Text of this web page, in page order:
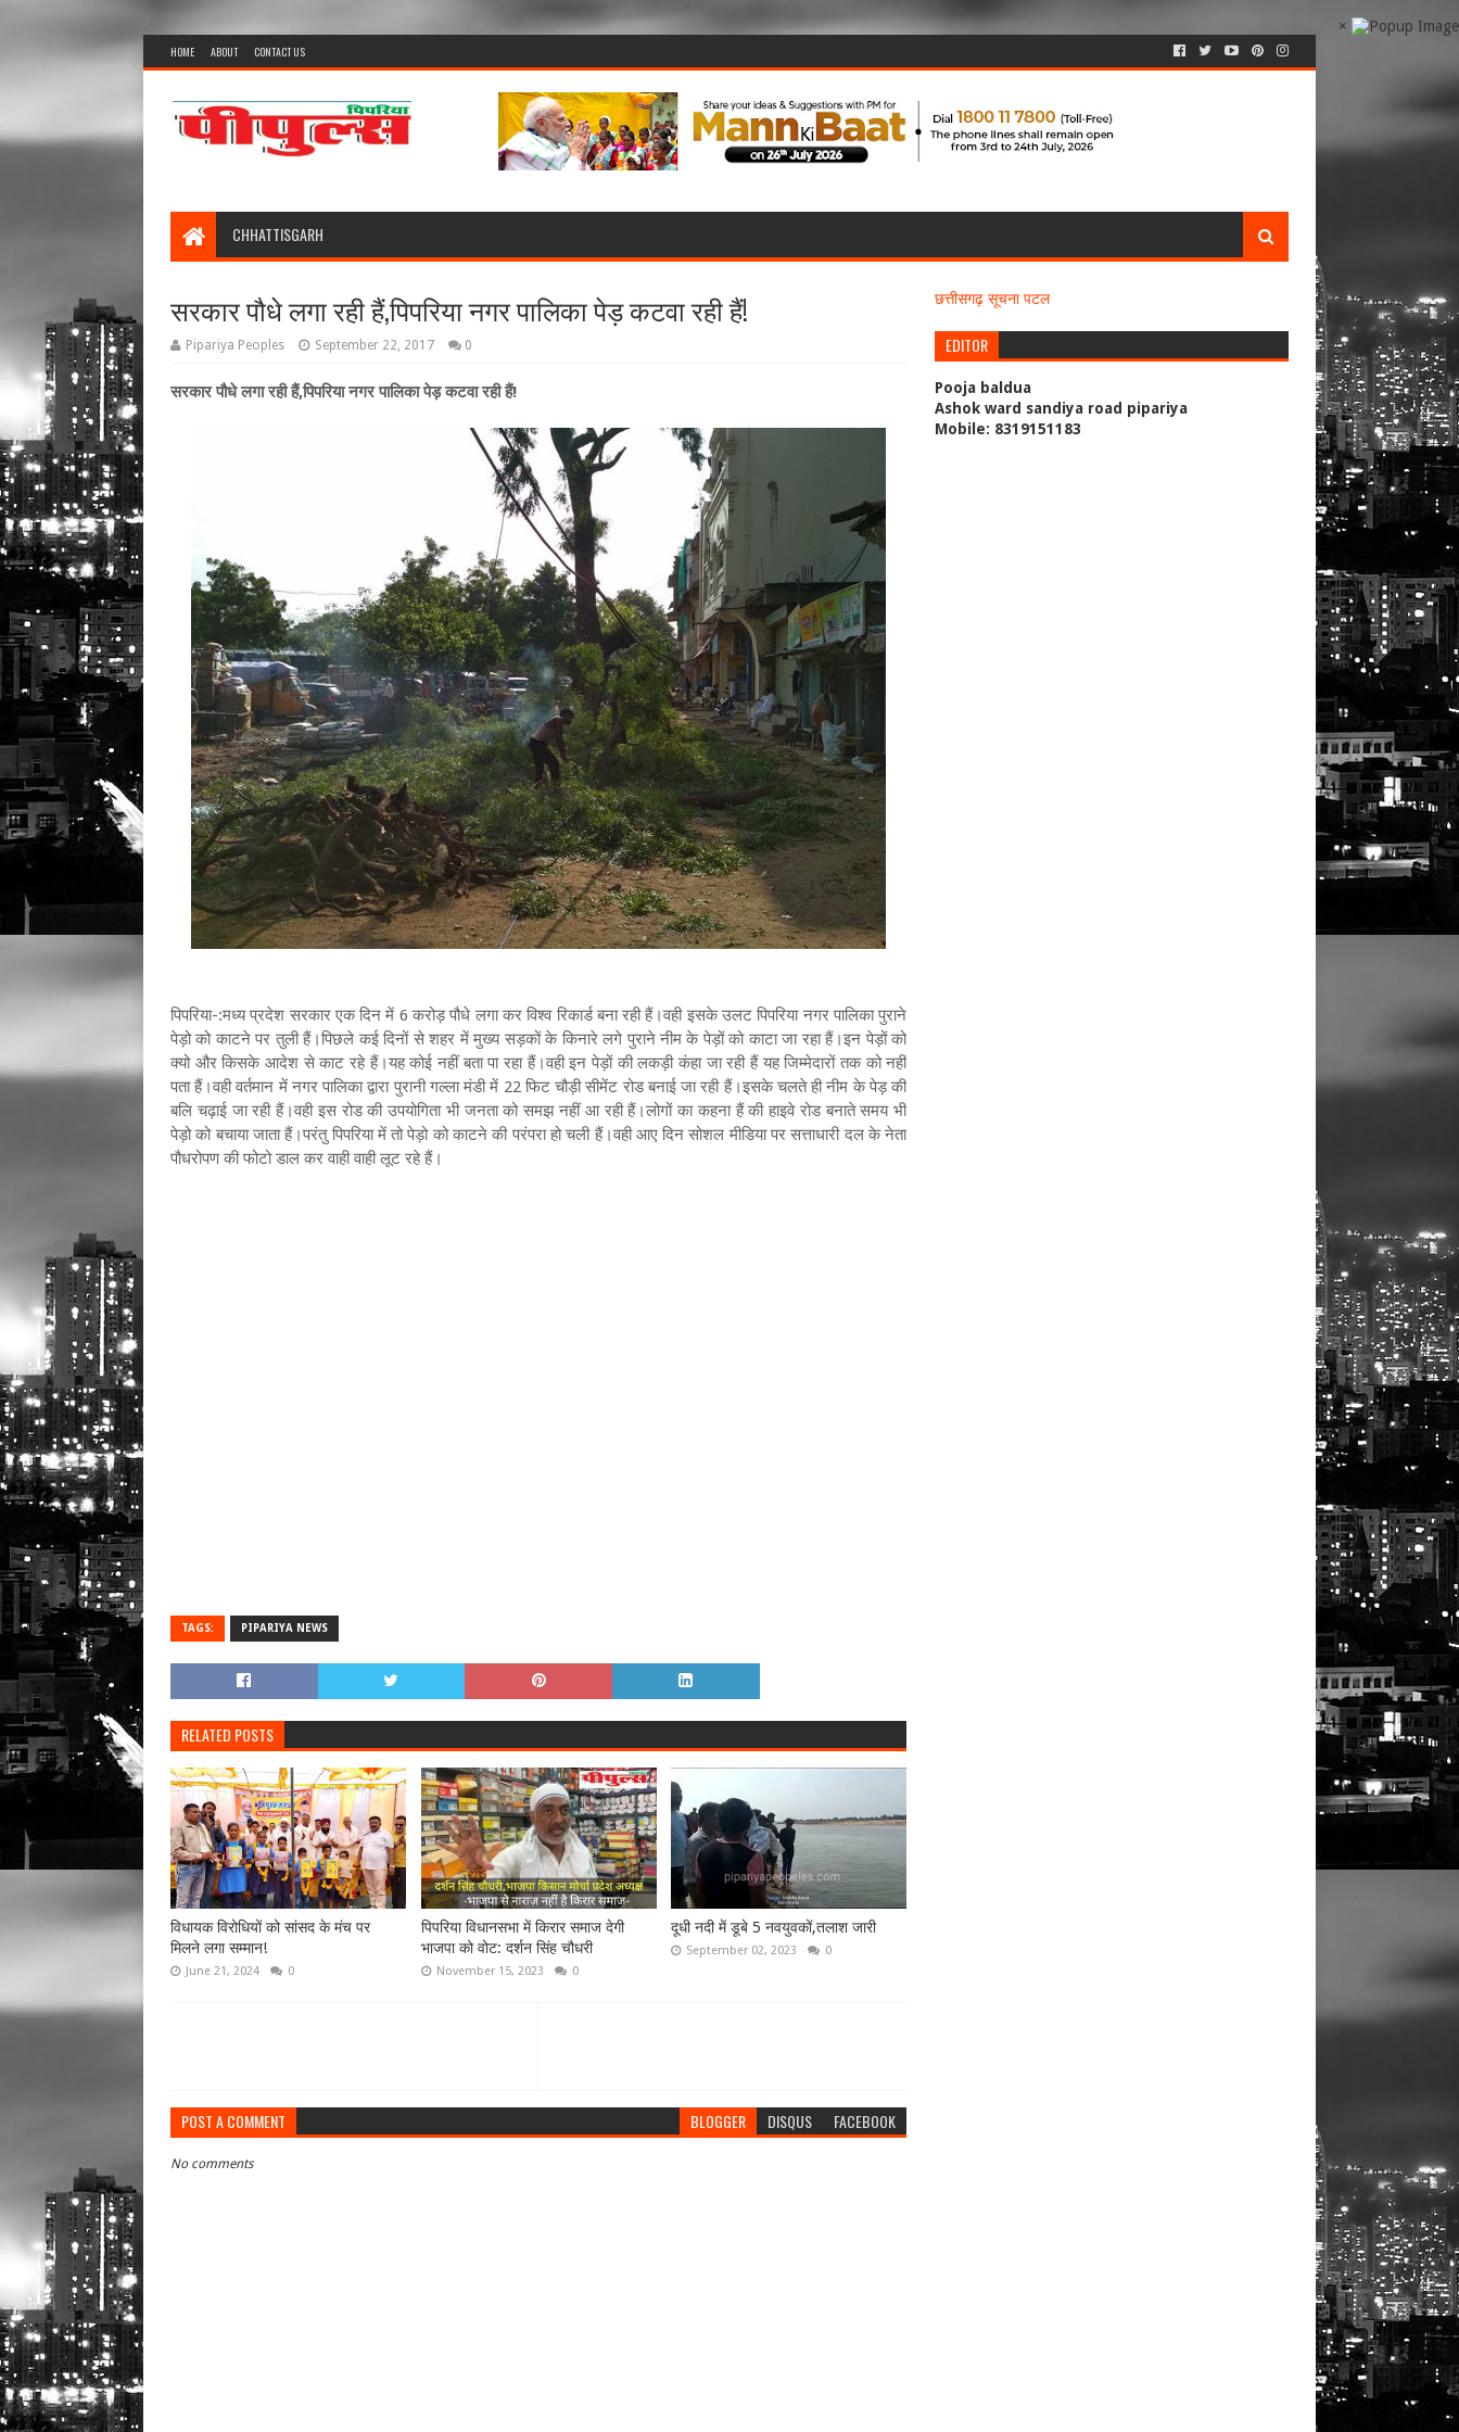
×
HOME ABOUT CONTACT US
CHHATTISGARH
सरकार पौधे लगा रही हैं,पिपरिया नगर पालिका पेड़ कटवा रही हैं!
Pipariya Peoples September 22, 2017 0
सरकार पौधे लगा रही हैं,पिपरिया नगर पालिका पेड़ कटवा रही हैं!
पिपरिया-:मध्य प्रदेश सरकार एक दिन में 6 करोड़ पौधे लगा कर विश्व रिकार्ड बना रही हैं।वही इसके उलट पिपरिया नगर पालिका पुराने
पेड़ो को काटने पर तुली हैं।पिछले कई दिनों से शहर में मुख्य सड़कों के किनारे लगे पुराने नीम के पेड़ों को काटा जा रहा हैं।इन पेड़ों को
क्यो और किसके आदेश से काट रहे हैं।यह कोई नहीं बता पा रहा हैं।वही इन पेड़ों की लकड़ी कंहा जा रही हैं यह जिम्मेदारों तक को नहीं
पता हैं।वही वर्तमान में नगर पालिका द्वारा पुरानी गल्ला मंडी में 22 फिट चौड़ी सीमेंट रोड बनाई जा रही हैं।इसके चलते ही नीम के पेड़ की
बलि चढ़ाई जा रही हैं।वही इस रोड की उपयोगिता भी जनता को समझ नहीं आ रही हैं।लोगों का कहना हैं की हाइवे रोड बनाते समय भी
पेड़ो को बचाया जाता हैं।परंतु पिपरिया में तो पेड़ो को काटने की परंपरा हो चली हैं।वही आए दिन सोशल मीडिया पर सत्ताधारी दल के नेता
पौधरोपण की फोटो डाल कर वाही वाही लूट रहे हैं।
TAGS: PIPARIYA NEWS
RELATED POSTS
विधायक विरोधियों को सांसद के मंच पर
मिलने लगा सम्मान!
June 21, 2024 0
पिपरिया विधानसभा में किरार समाज देगी
भाजपा को वोट: दर्शन सिंह चौधरी
November 15, 2023 0
दूधी नदी में डूबे 5 नवयुवकों,तलाश जारी
September 02, 2023 0
POST A COMMENT BLOGGER DISQUS FACEBOOK
No comments
छत्तीसगढ़ सूचना पटल
EDITOR
Pooja baldua
Ashok ward sandiya road pipariya
Mobile: 8319151183